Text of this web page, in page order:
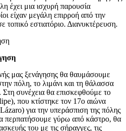
έχει μια ισχυρή παρουσία
είχαν μεγάλη επιρροή από την
τοπικό εστιατόριο. Διανυκτέρευση.
μας ξενάγησης θα θαυμάσουμε
πόλη, το λιμάνι και τη θάλασσα
συνέχεια θα επισκεφθούμε το
που κτίστηκε τον 17ο αιώνα
για την υπεράσπιση της πόλης
περπατήσουμε γύρω από κάστρο, θα
του με τις σήραγγες, τις